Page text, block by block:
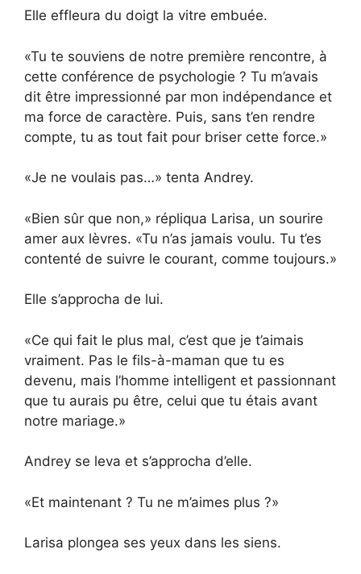
Elle effleura du doigt la vitre embuée.
«Tu te souviens de notre première rencontre, à
cette conférence de psychologie ? Tu m’avais
dit être impressionné par mon indépendance et
ma force de caractère. Puis, sans t’en rendre
compte, tu as tout fait pour briser cette force.»
«Je ne voulais pas…» tenta Andrey.
«Bien sûr que non,» répliqua Larisa, un sourire
amer aux lèvres. «Tu n’as jamais voulu. Tu t’es
contenté de suivre le courant, comme toujours.»
Elle s’approcha de lui.
«Ce qui fait le plus mal, c’est que je t’aimais
vraiment. Pas le fils-à-maman que tu es
devenu, mais l’homme intelligent et passionnant
que tu aurais pu être, celui que tu étais avant
notre mariage.»
Andrey se leva et s’approcha d’elle.
«Et maintenant ? Tu ne m’aimes plus ?»
Larisa plongea ses yeux dans les siens.